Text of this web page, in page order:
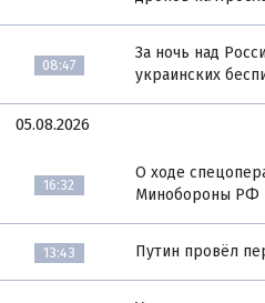
08:47
За ночь над
украинских
05.08.2026
16:32
О ходе
Минобороны РФ
13:43 Путин провёл